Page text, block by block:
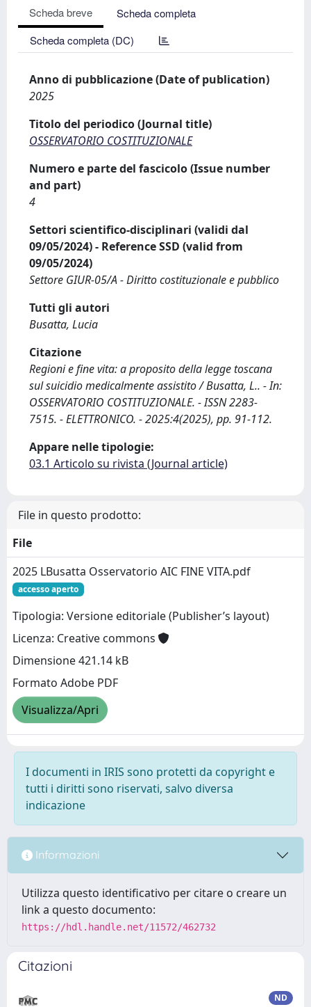
Scheda breve
Scheda completa
Scheda completa (DC)
Anno di pubblicazione (Date of publication)
2025
Titolo del periodico (Journal title)
OSSERVATORIO COSTITUZIONALE
Numero e parte del fascicolo (Issue number
and part)
4
Settori scientifico-disciplinari (validi dal
09/05/2024) - Reference SSD (valid from
09/05/2024)
Settore GIUR-05/A - Diritto costituzionale e pubblico
Tutti gli autori
Busatta, Lucia
Citazione
Regioni e fine vita: a proposito della legge toscana
sul suicidio medicalmente assistito / Busatta, L.. - In:
OSSERVATORIO COSTITUZIONALE. - ISSN 2283-
7515. - ELETTRONICO. - 2025:4(2025), pp. 91-112.
Appare nelle tipologie:
03.1 Articolo su rivista (Journal article)
File in questo prodotto:
File
2025 LBusatta Osservatorio AIC FINE VITA.pdf
accesso aperto
Tipologia: Versione editoriale (Publisher’s layout)
Licenza: Creative commons
Dimensione 421.14 kB
Formato Adobe PDF
Visualizza/Apri
I documenti in IRIS sono protetti da copyright e
tutti i diritti sono riservati, salvo diversa
indicazione
Informazioni
Utilizza questo identificativo per citare o creare un
link a questo documento:
https://hdl.handle.net/11572/462732
Citazioni
ND